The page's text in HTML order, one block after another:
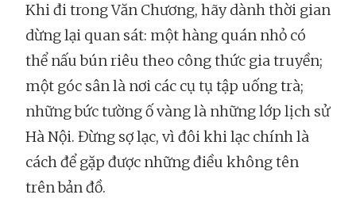
Khi đi trong Văn Chương, hãy dành thời gian
dừng lại quan sát: một hàng quán nhỏ có
thể nấu bún riêu theo công thức gia truyền;
một góc sân là nơi các cụ tụ tập uống trà;
những bức tường ố vàng là những lớp lịch sử
Hà Nội. Đừng sợ lạc, vì đôi khi lạc chính là
cách để gặp được những điều không tên
trên bản đồ.